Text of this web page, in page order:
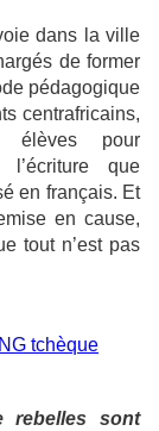
dans la ville
de former
pédagogique
centrafricains,
élèves pour
que
en français. Et
en cause,
tout n’est pas
tchèque
rebelles sont